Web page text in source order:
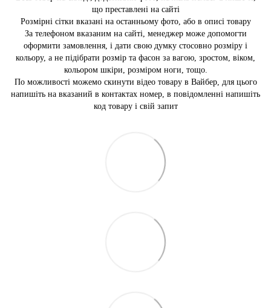
що преставлені на сайті
Розмірні сітки вказані на останньому фото, або в описі товару
За телефоном вказаним на сайті, менеджер може допомогти
оформити замовлення, і дати свою думку стосовно розміру і
кольору, а не підібрати розмір та фасон за вагою, зростом, віком,
кольором шкіри, розміром ноги, тощо.
По можливості можемо скинути відео товару в Вайбер, для цього
напишіть на вказаний в контактах номер, в повідомленні напишіть
код товару і свій запит